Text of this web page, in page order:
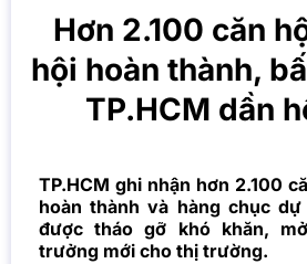
Hơn 2.100 căn
hội hoàn thành,
TP.HCM dần
TP.HCM ghi nhận hơn 2.100
hoàn thành và hàng chục
được tháo gỡ khó khăn,
trưởng mới cho thị trường.